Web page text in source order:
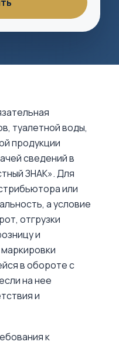
туалетной воды,
продукции
сведений в
ЗНАК». Для
или
а условие
отгрузки
и
в обороте с
на нее
и
к